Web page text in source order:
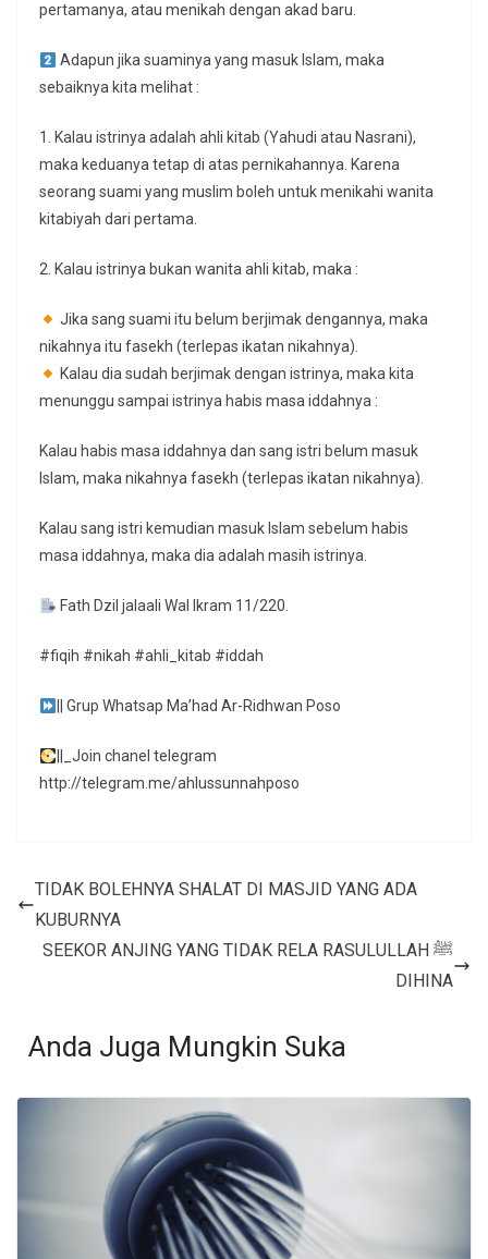
pertamanya, atau menikah dengan akad baru.
Adapun jika suaminya yang masuk Islam, maka
sebaiknya kita melihat :
1. Kalau istrinya adalah ahli kitab (Yahudi atau Nasrani),
maka keduanya tetap di atas pernikahannya. Karena
seorang suami yang muslim boleh untuk menikahi wanita
kitabiyah dari pertama.
2. Kalau istrinya bukan wanita ahli kitab, maka :
Jika sang suami itu belum berjimak dengannya, maka
nikahnya itu fasekh (terlepas ikatan nikahnya).
Kalau dia sudah berjimak dengan istrinya, maka kita
menunggu sampai istrinya habis masa iddahnya :
Kalau habis masa iddahnya dan sang istri belum masuk
Islam, maka nikahnya fasekh (terlepas ikatan nikahnya).
Kalau sang istri kemudian masuk Islam sebelum habis
masa iddahnya, maka dia adalah masih istrinya.
Fath Dzil jalaali Wal Ikram 11/220.
#fiqih #nikah #ahli_kitab #iddah
|| Grup Whatsap Ma’had Ar-Ridhwan Poso
||_Join chanel telegram
http://telegram.me/ahlussunnahposo
TIDAK BOLEHNYA SHALAT DI MASJID YANG ADA
KUBURNYA
SEEKOR ANJING YANG TIDAK RELA RASULULLAH ﷺ
DIHINA
Anda Juga Mungkin Suka